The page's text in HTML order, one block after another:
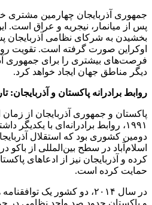
پس از میانمار، نیجریه و عراق است.
بخشیدن به شرکای نظامی آذربایجان
اوکراین صورت گرفته است. تقویت
فرصت‌های بیشتری را برای جمهوری
دیگر مناطق جهان ایجاد خواهد کرد.
روابط برادرانه پاکستان و آذربایجان:
پاکستان و جمهوری آذربایجان از زمان
۱۹۹۱، روابط برادرانه‌ای با یکدیگر
دومین کشوری بود که استقلال
اسلام‌آباد در سطح بین‌المللی از باکو
کرده و آذربایجان نیز از ادعاهای
حمایت کرده است.
در سال ۲۰۱۴، دو کشور یک